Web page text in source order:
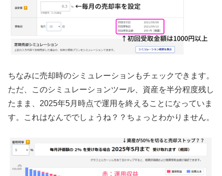
ちなみに売却時のシミュレーションもチェックできます。
ただ、このシミュレーションツール、資産を半分程度残し
たまま、2025年5月時点で運用を終えることになっていま
す。これはなんででしょうね？？ちょっとわかりません。